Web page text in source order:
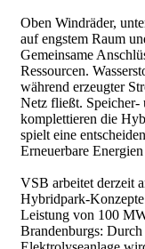
Oben Windräder,
auf engstem Raum
Gemeinsame
Ressourcen.
während erzeugter
Netz fließt. Speicher-
komplettieren die
spielt eine
Erneuerbare
VSB arbeitet derzeit
Hybridpark-
Leistung von 100
Brandenburgs: